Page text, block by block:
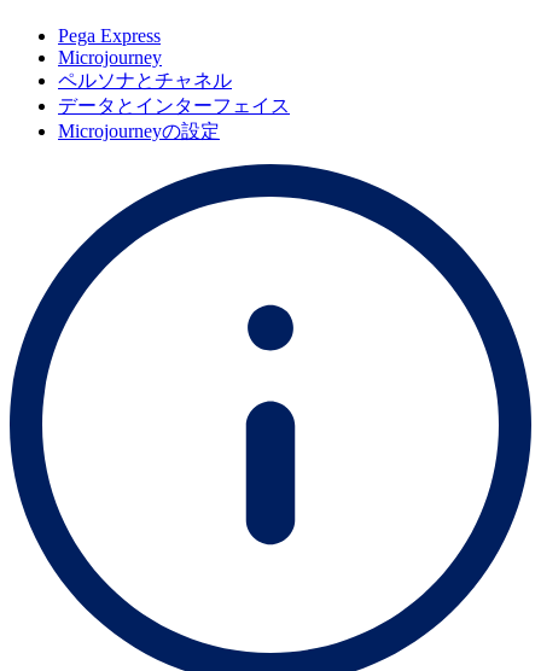
Pega Express
Microjourney
ペルソナとチャネル
データとインターフェイス
Microjourneyの設定